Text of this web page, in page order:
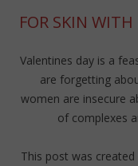
FOR SKIN WITH
Valentines day is a
are forgetting
women are insecure
of complexes
This post was created